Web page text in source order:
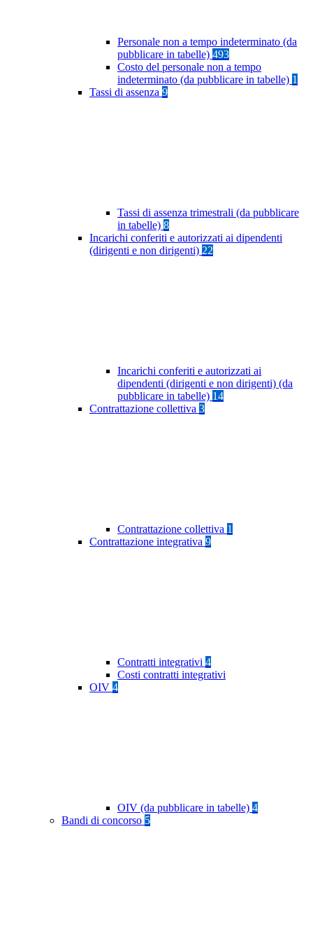
Personale non a tempo indeterminato (da
pubblicare in tabelle) 493
Costo del personale non a tempo
indeterminato (da pubblicare in tabelle) 1
Tassi di assenza 9
Tassi di assenza trimestrali (da pubblicare
in tabelle) 8
Incarichi conferiti e autorizzati ai dipendenti
(dirigenti e non dirigenti) 22
Incarichi conferiti e autorizzati ai
dipendenti (dirigenti e non dirigenti) (da
pubblicare in tabelle) 14
Contrattazione collettiva 3
Contrattazione collettiva 1
Contrattazione integrativa 9
Contratti integrativi 4
Costi contratti integrativi
OIV 4
OIV (da pubblicare in tabelle) 4
Bandi di concorso 5